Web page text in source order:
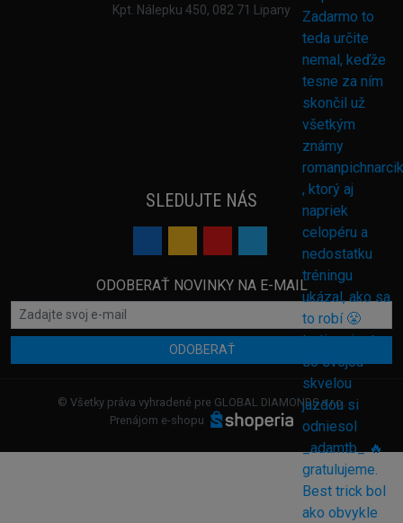
Kpt. Nálepku 450, 082 71 Lipany
SLEDUJTE NÁS
ODOBERAŤ NOVINKY NA E-MAIL
ODOBERAŤ
© Všetky práva vyhradené pre GLOBAL DIAMONDS s.r.o.
Prenájom e-shopu